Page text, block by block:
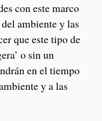
con este marco
ambiente y las
que este tipo de
o sin un
en el tiempo
y a las